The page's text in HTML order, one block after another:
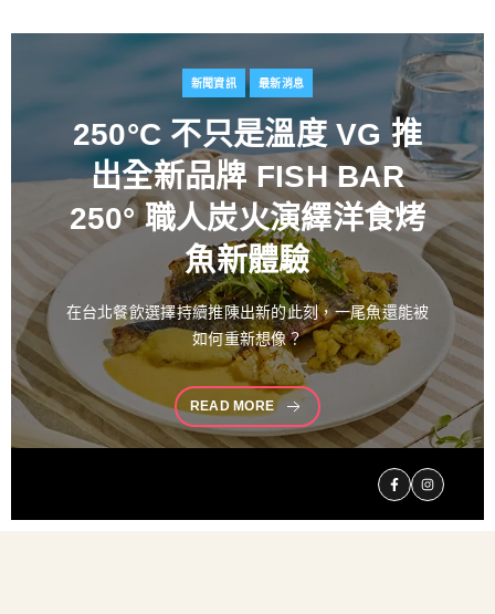
新聞資訊 最新消息
百富攜手金獎藝術家推出
花時心藝限量禮盒 循四季
流轉描繪時間之美 演繹過
桶工藝經典 獻禮中秋
中秋佳節向來是傳遞情誼與分享珍藏的重要時刻。堅
持百年製酒工藝
READ MORE